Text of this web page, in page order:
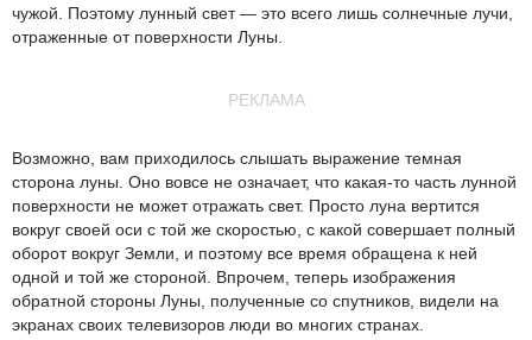
чужой. Поэтому лунный свет — это всего лишь солнечные лучи,
отраженные от поверхности Луны.
РЕКЛАМА
Возможно, вам приходилось слышать выражение темная
сторона луны. Оно вовсе не означает, что какая-то часть лунной
поверхности не может отражать свет. Просто луна вертится
вокруг своей оси с той же скоростью, с какой совершает полный
оборот вокруг Земли, и поэтому все время обращена к ней
одной и той же стороной. Впрочем, теперь изображения
обратной стороны Луны, полученные со спутников, видели на
экранах своих телевизоров люди во многих странах.